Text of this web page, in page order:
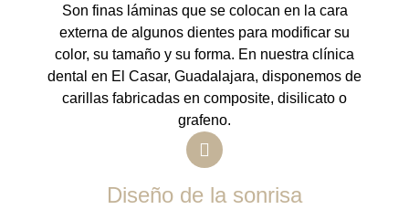
Son finas láminas que se colocan en la cara
externa de algunos dientes para modificar su
color, su tamaño y su forma. En nuestra clínica
dental en El Casar, Guadalajara, disponemos de
carillas fabricadas en composite, disilicato o
grafeno.
Diseño de la sonrisa